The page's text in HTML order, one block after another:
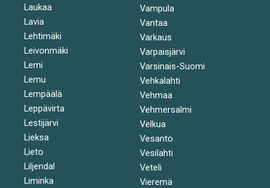
Laukaa
Lavia
Lehtimäki
Leivonmäki
Lemi
Lemu
Lempäälä
Leppävirta
Lestijärvi
Lieksa
Lieto
Liljendal
Liminka
Vampula
Vantaa
Varkaus
Varpaisjärvi
Varsinais-Suomi
Vehkalahti
Vehmaa
Vehmersalmi
Velkua
Vesanto
Vesilahti
Veteli
Vieremä